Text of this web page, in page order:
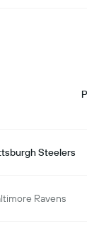
Steelers
Ravens